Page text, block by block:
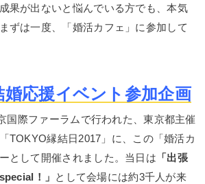
果が出ないと悩んでいる方でも、本気
ずは一度、「婚活カフェ」に参加して
婚応援イベント参加企画
国際ファーラムで行われた、東京都主催
TOKYO縁結日2017」に、この「婚活カ
として開催されました。当日は 「出張
！」
として会場には約3千人が来